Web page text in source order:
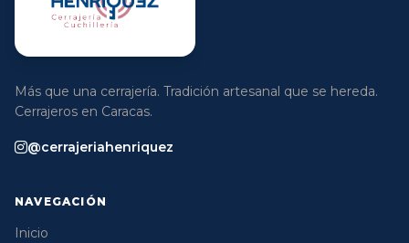
Más que una cerrajería. Tradición artesanal que se hereda.
Cerrajeros en Caracas.
@cerrajeriahenriquez
NAVEGACIÓN
Inicio